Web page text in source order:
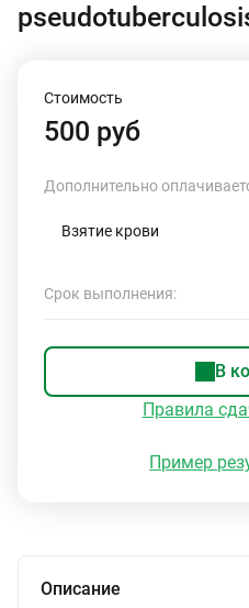
Стоимость
500 руб
Дополнительно
Взятие крови
Срок выполнения:
В
Правила
Пример
Описание